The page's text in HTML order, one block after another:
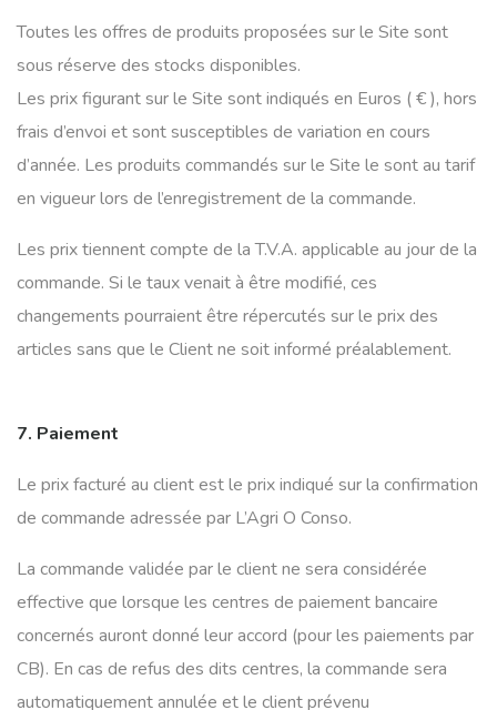
Toutes les offres de produits proposées sur le Site sont
sous réserve des stocks disponibles.
Les prix figurant sur le Site sont indiqués en Euros ( € ), hors
frais d’envoi et sont susceptibles de variation en cours
d’année. Les produits commandés sur le Site le sont au tarif
en vigueur lors de l’enregistrement de la commande.
Les prix tiennent compte de la T.V.A. applicable au jour de la
commande. Si le taux venait à être modifié, ces
changements pourraient être répercutés sur le prix des
articles sans que le Client ne soit informé préalablement.
7. Paiement
Le prix facturé au client est le prix indiqué sur la confirmation
de commande adressée par L’Agri O Conso.
La commande validée par le client ne sera considérée
effective que lorsque les centres de paiement bancaire
concernés auront donné leur accord (pour les paiements par
CB). En cas de refus des dits centres, la commande sera
automatiquement annulée et le client prévenu